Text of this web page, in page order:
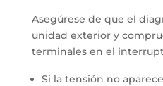
Asegúrese de que el
unidad exterior y
terminales en el
Si la tensión no